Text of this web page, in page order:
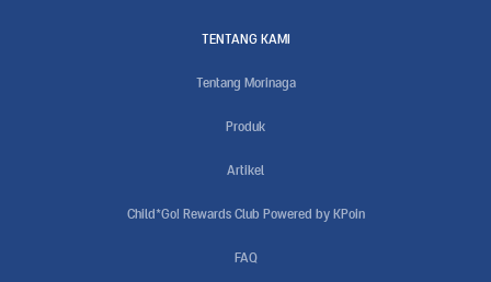
TENTANG KAMI
Tentang Morinaga
Produk
Artikel
Child*Go! Rewards Club Powered by KPoin
FAQ